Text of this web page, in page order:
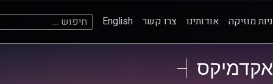
מוזיקה אודותינו צרו קשר English חיפוש:
אקדמיקס